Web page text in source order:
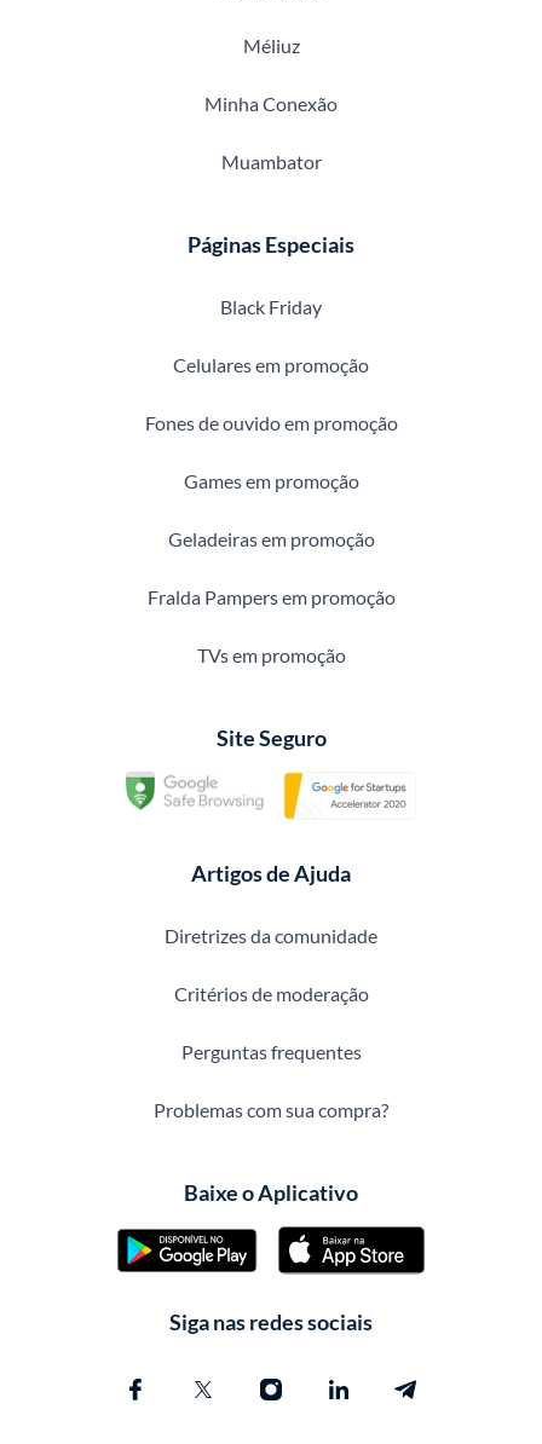
Méliuz
Minha Conexão
Muambator
Páginas Especiais
Black Friday
Celulares em promoção
Fones de ouvido em promoção
Games em promoção
Geladeiras em promoção
Fralda Pampers em promoção
TVs em promoção
Site Seguro
Artigos de Ajuda
Diretrizes da comunidade
Critérios de moderação
Perguntas frequentes
Problemas com sua compra?
Baixe o Aplicativo
Siga nas redes sociais